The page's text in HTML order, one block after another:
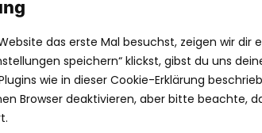
das erste Mal besuchst, zeigen wir dir
speichern“ klickst, gibst du uns
wie in dieser Cookie-Erklärung
Browser deaktivieren, aber bitte beachte,